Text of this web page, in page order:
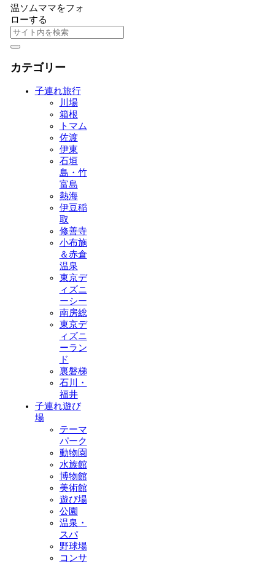
温ソムママをフォ
ローする
カテゴリー
子連れ旅行
川場
箱根
トマム
佐渡
伊東
石垣
島・竹
富島
熱海
伊豆稲
取
修善寺
小布施
＆赤倉
温泉
東京デ
ィズニ
ーシー
南房総
東京デ
ィズニ
ーラン
ド
裏磐梯
石川・
福井
子連れ遊び
場
テーマ
パーク
動物園
水族館
博物館
美術館
遊び場
公園
温泉・
スパ
野球場
コンサ